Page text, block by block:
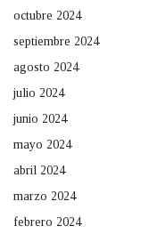
octubre 2024
septiembre 2024
agosto 2024
julio 2024
junio 2024
mayo 2024
abril 2024
marzo 2024
febrero 2024